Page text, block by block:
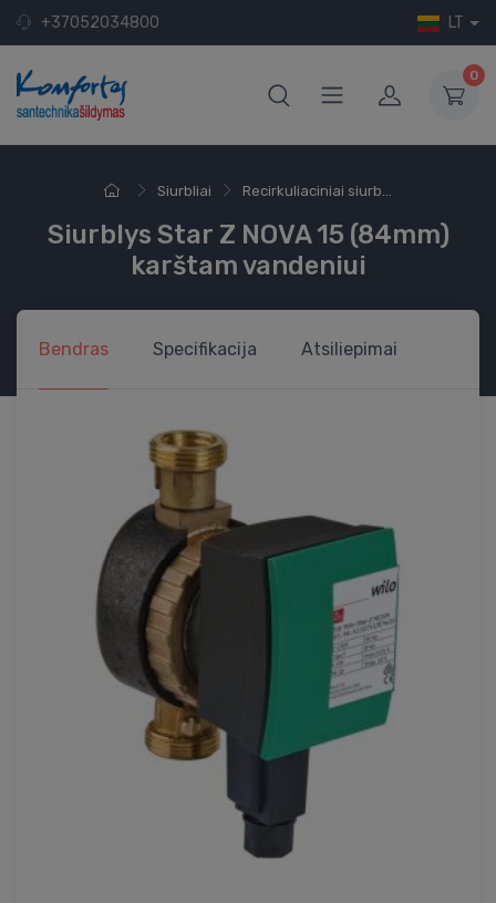
+37052034800 LT
0
Siurbliai Recirkuliaciniai siurb...
Siurblys Star Z NOVA 15 (84mm)
karštam vandeniui
Bendras Specifikacija Atsiliepimai